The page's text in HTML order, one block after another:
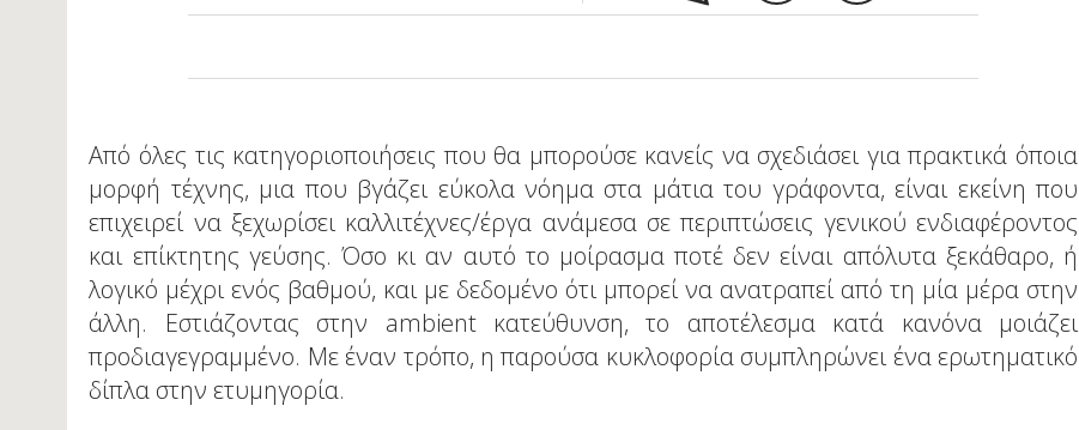
Από όλες τις κατηγοριοποιήσεις που θα μπορούσε κανείς να σχεδιάσει για πρακτικά όποια
μορφή τέχνης, μια που βγάζει εύκολα νόημα στα μάτια του γράφοντα, είναι εκείνη που
επιχειρεί να ξεχωρίσει καλλιτέχνες/έργα ανάμεσα σε περιπτώσεις γενικού ενδιαφέροντος
και επίκτητης γεύσης. Όσο κι αν αυτό το μοίρασμα ποτέ δεν είναι απόλυτα ξεκάθαρο, ή
λογικό μέχρι ενός βαθμού, και με δεδομένο ότι μπορεί να ανατραπεί από τη μία μέρα στην
άλλη. Εστιάζοντας στην ambient κατεύθυνση, το αποτέλεσμα κατά κανόνα μοιάζει
προδιαγεγραμμένο. Με έναν τρόπο, η παρούσα κυκλοφορία συμπληρώνει ένα ερωτηματικό
δίπλα στην ετυμηγορία.